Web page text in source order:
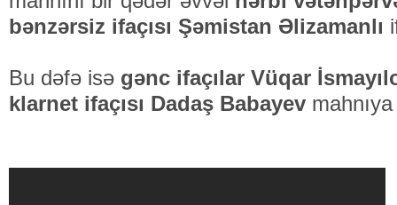
bənzərsiz ifaçısı Şəmistan Əlizamanlı
Bu dəfə isə gənc ifaçılar Vüqar
klarnet ifaçısı Dadaş Babayev